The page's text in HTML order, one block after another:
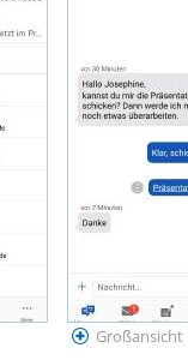
Großansicht